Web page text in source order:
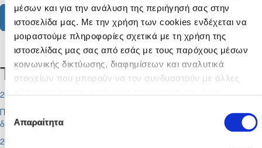
μέσων και για την ανάλυση της περιήγησή σας στην
ιστοσελίδα μας. Με την χρήση των cookies ενδέχεται να
μοιραστούμε πληροφορίες σχετικά με τη χρήση της
ιστοσελίδας μας σας από εσάς με τους παρόχους μέσων
κοινωνικής δικτύωσης, διαφημίσεων και αναλυτικά
στοιχείων που μπορούν να τον συνδυαστούν με άλλες
Μπορείτε να μάθετε περισσότερα σχετικά με την χρήση
των Cookies διαβάζοντας την Πολιτική Cookies κάνοντας
Επιλογή
συγκατάθεσης
Απαραίτητα
Tweets by CyprusFA
Τελευταία Νέα
2026-08-07
Ποδοσφαιριστές μπορούν να εγγράφονται στα μητρώα
διαιτητών (κανονισμοί και προϋποθέσεις)
2026-08-06